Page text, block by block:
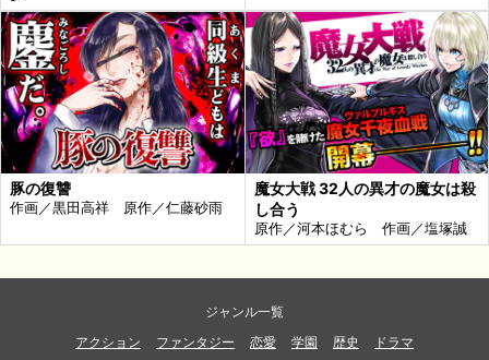
豚の復讐
作画／黒田高祥 原作／仁藤砂雨
魔女大戦 32人の異才の魔女は殺
し合う
原作／河本ほむら 作画／塩塚誠
ジャンル一覧
アクション
ファンタジー 恋愛 学園 歴史 ドラマ